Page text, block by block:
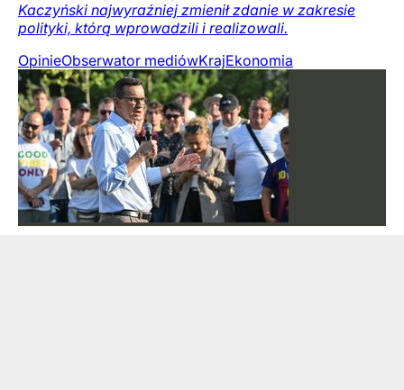
Kaczyński najwyraźniej zmienił zdanie w zakresie
polityki, którą wprowadzili i realizowali.
OpinieObserwator mediówKrajEkonomia